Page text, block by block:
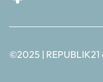
©2025 |